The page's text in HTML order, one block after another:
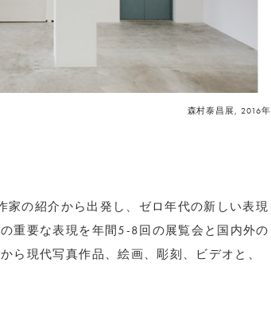
森村泰昌展, 2016年
の紹介から出発し、ゼロ年代の新しい表現
重要な表現を年間5-8回の展覧会と国内外の
ら現代写真作品、絵画、彫刻、ビデオと、